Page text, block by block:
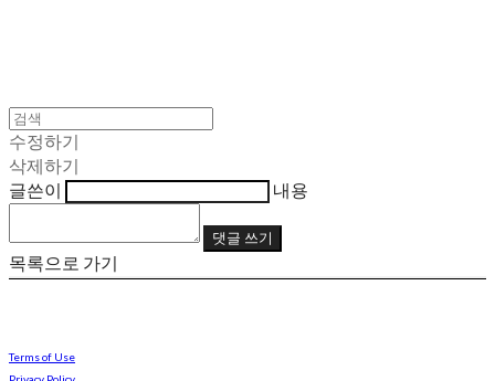
수정하기
삭제하기
글쓴이
내용
댓글 쓰기
목록으로 가기
Terms of Use